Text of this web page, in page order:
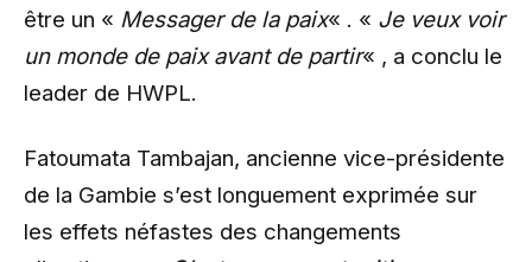
être un « Messager de la paix« . « Je veux voir
un monde de paix avant de partir« , a conclu le
leader de HWPL.
Fatoumata Tambajan, ancienne vice-présidente
de la Gambie s’est longuement exprimée sur
les effets néfastes des changements